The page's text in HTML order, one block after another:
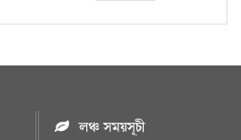
লঞ্চ সময়সূচী